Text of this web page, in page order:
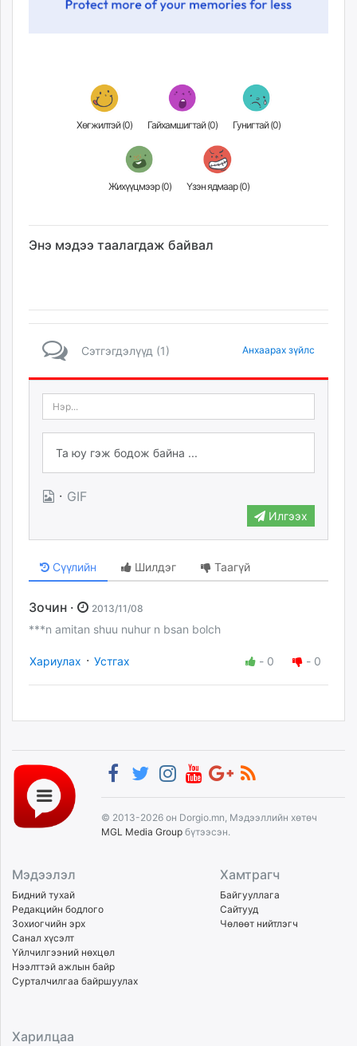
Хөгжилтэй (0) Гайхамшигтай (0) Гунигтай (0)
Жихүүцмээр (0) Үзэн ядмаар (0)
Энэ мэдээ таалагдаж байвал
Сэтгэгдэлүүд (1) Анхаарах зүйлс
· GIF
Илгээх
Сүүлийн Шилдэг Таагүй
Зочин · 2013/11/08
***n amitan shuu nuhur n bsan bolch
Хариулах · Устгах - 0 - 0
© 2013-2026 он Dorgio.mn, Мэдээллийн хөтөч
MGL Media Group бүтээсэн.
Мэдээлэл
Бидний тухай
Редакцийн бодлого
Зохиогчийн эрх
Санал хүсэлт
Үйлчилгээний нөхцөл
Нээлттэй ажлын байр
Сурталчилгаа байршуулах
Хамтрагч
Байгууллага
Сайтууд
Чөлөөт нийтлэгч
Харилцаа